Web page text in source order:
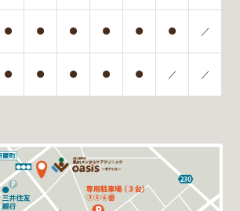
● ● ● ● ● ● ／
● ● ● ● ● ／ ／